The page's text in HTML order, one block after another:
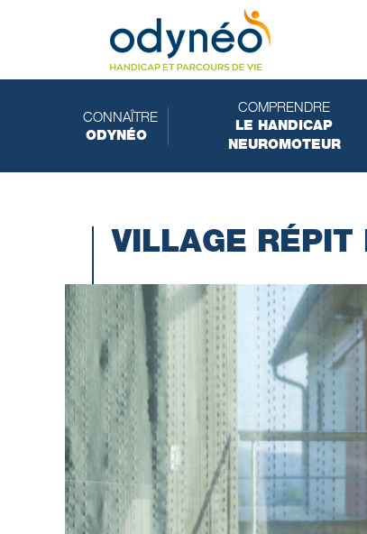
CONNAÎTRE
ODYNÉO
COMPRENDRE
LE HANDICAP
NEUROMOTEUR
VILLAGE